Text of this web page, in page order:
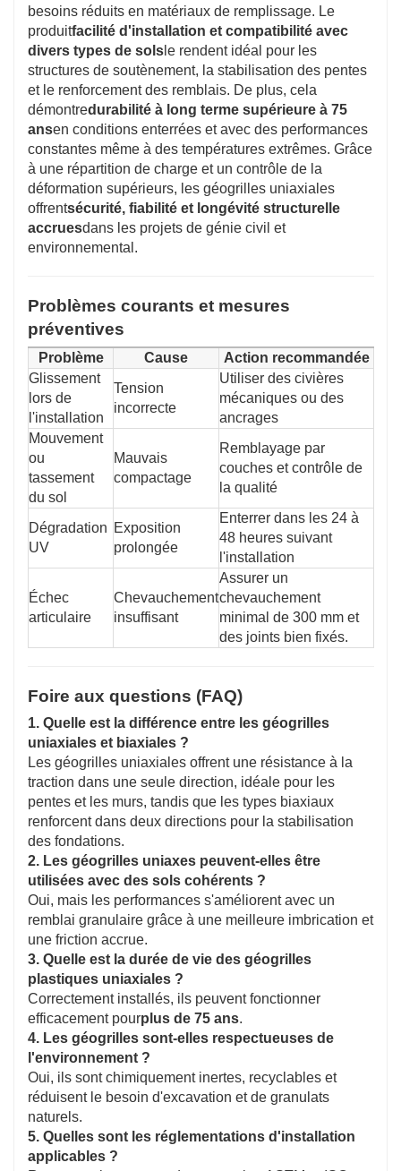
besoins réduits en matériaux de remplissage. Le
produitfacilité d'installation et compatibilité avec
divers types de sols le rendent idéal pour les
structures de soutènement, la stabilisation des pentes
et le renforcement des remblais. De plus, cela
démontredurabilité à long terme supérieure à 75
ansen conditions enterrées et avec des performances
constantes même à des températures extrêmes. Grâce
à une répartition de charge et un contrôle de la
déformation supérieurs, les géogrilles uniaxiales
offrentsécurité, fiabilité et longévité structurelle
accruesdans les projets de génie civil et
environnemental.
Problèmes courants et mesures
préventives
Problème Cause
Action recommandée
Glissement
lors de
l'installation
Tension
incorrecte
Utiliser des civières
mécaniques ou des
ancrages
Mouvement
ou
tassement
du sol
Mauvais
compactage
Remblayage par
couches et contrôle de
la qualité
Dégradation
UV
Exposition
prolongée
Enterrer dans les 24 à
48 heures suivant
l'installation
Échec
articulaire
Chevauchement
insuffisant
Assurer un
chevauchement
minimal de 300 mm et
des joints bien fixés.
Foire aux questions (FAQ)
1. Quelle est la différence entre les géogrilles
uniaxiales et biaxiales ?
Les géogrilles uniaxiales offrent une résistance à la
traction dans une seule direction, idéale pour les
pentes et les murs, tandis que les types biaxiaux
renforcent dans deux directions pour la stabilisation
des fondations.
2. Les géogrilles uniaxes peuvent-elles être
utilisées avec des sols cohérents ?
Oui, mais les performances s'améliorent avec un
remblai granulaire grâce à une meilleure imbrication et
une friction accrue.
3. Quelle est la durée de vie des géogrilles
plastiques uniaxiales ?
Correctement installés, ils peuvent fonctionner
efficacement pourplus de 75 ans.
4. Les géogrilles sont-elles respectueuses de
l'environnement ?
Oui, ils sont chimiquement inertes, recyclables et
réduisent le besoin d'excavation et de granulats
naturels.
5. Quelles sont les réglementations d'installation
applicables ?